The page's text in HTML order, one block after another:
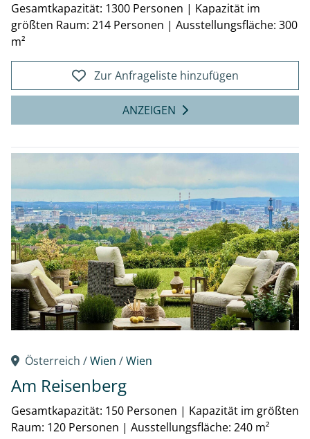
Gesamtkapazität: 1300 Personen | Kapazität im
größten Raum: 214 Personen | Ausstellungsfläche: 300
m²
Zur Anfrageliste hinzufügen
ANZEIGEN
Österreich /Wien /Wien
Am Reisenberg
Gesamtkapazität: 150 Personen | Kapazität im größten
Raum: 120 Personen | Ausstellungsfläche: 240 m²